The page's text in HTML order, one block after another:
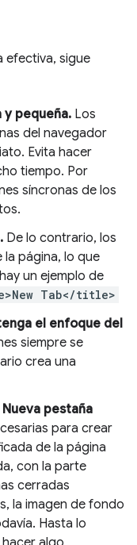
efectiva, sigue
y pequeña. Los
del navegador
Evita hacer
tiempo. Por
síncronas de los
De lo contrario, los
la página, lo que
un ejemplo de
Tab</title>
el enfoque del
siempre se
crea una
pestaña
para crear
de la página
con la parte
cerradas
la imagen de fondo
Hasta lo